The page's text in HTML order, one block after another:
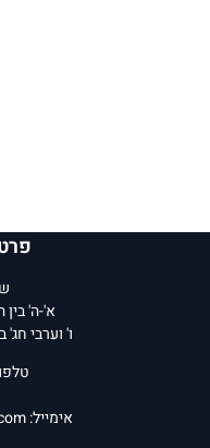
א'-ה' בין
ו' וערבי חג' בין
טלפון: 02-
אימייל: